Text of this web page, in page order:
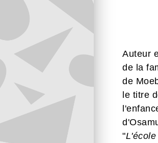
Auteur
de la
de
le titre
l'enfance a été
"